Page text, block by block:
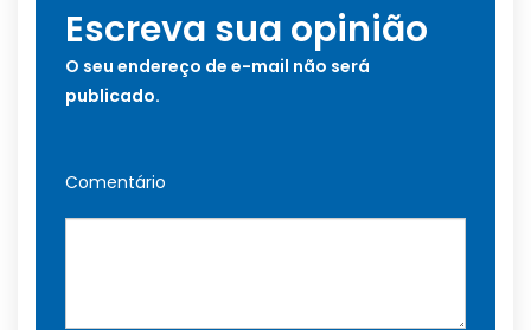
Escreva sua opinião
O seu endereço de e-mail não será
publicado.
Comentário